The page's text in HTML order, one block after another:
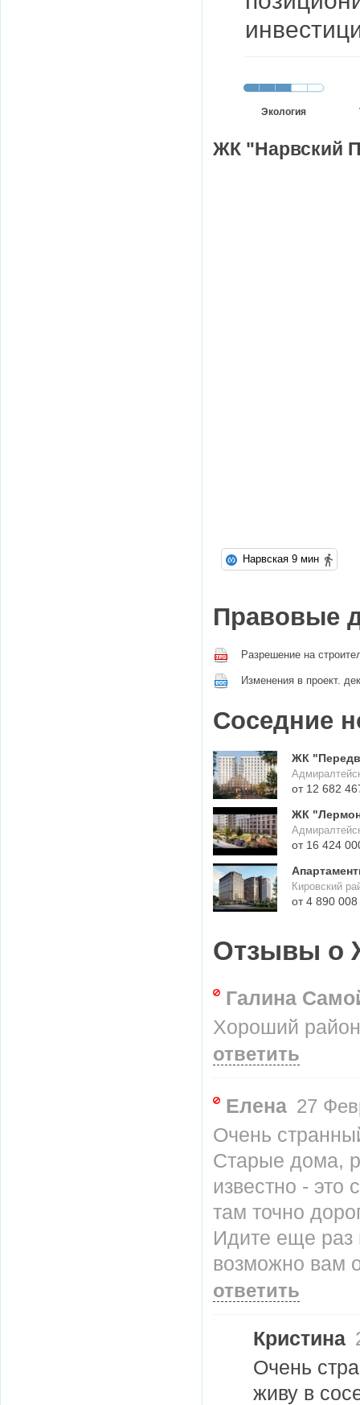
Экология
ЖК "Нарвский
Нарвская 9 мин
Правовые
Разрешение на
Изменения в проект.
Соседние
ЖК
от 12 682
ЖК
от 16 424
Кировский
от 4 890 008
Отзывы о
Галина
Хороший
ответить
Елена 27
Очень
Старые дома,
известно - это
там точно
Идите еще раз
возможно вам
ответить
Кристина
Очень
живу в